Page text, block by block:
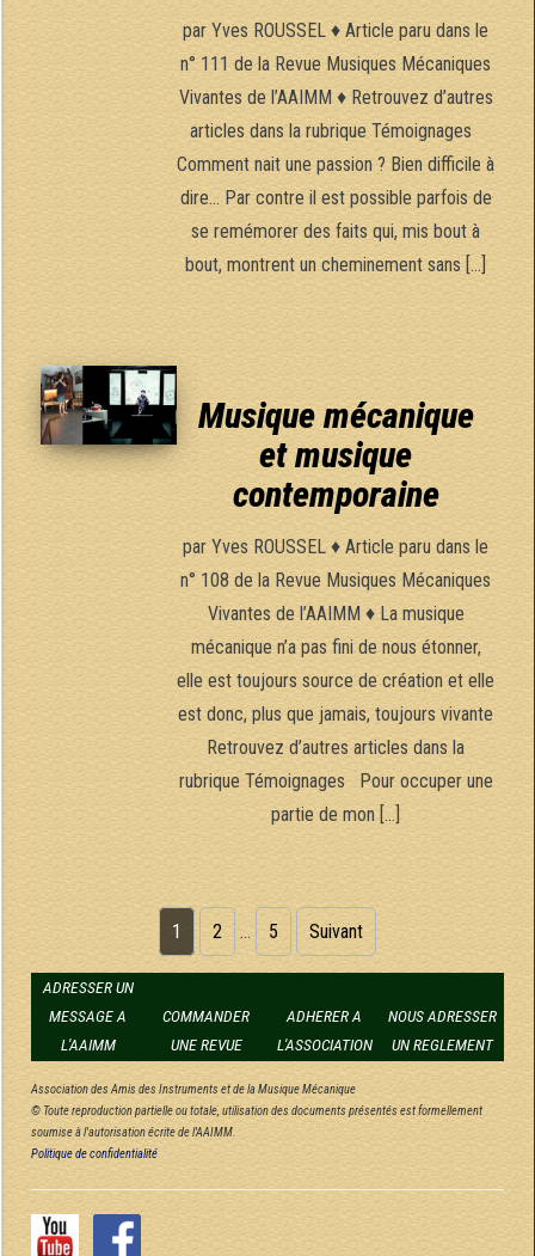
par Yves ROUSSEL ♦ Article paru dans le
n° 111 de la Revue Musiques Mécaniques
Vivantes de l’AAIMM ♦ Retrouvez d’autres
articles dans la rubrique Témoignages
Comment nait une passion ? Bien difficile à
dire… Par contre il est possible parfois de
se remémorer des faits qui, mis bout à
bout, montrent un cheminement sans […]
Musique mécanique
et musique
contemporaine
par Yves ROUSSEL ♦ Article paru dans le
n° 108 de la Revue Musiques Mécaniques
Vivantes de l’AAIMM ♦ La musique
mécanique n’a pas fini de nous étonner,
elle est toujours source de création et elle
est donc, plus que jamais, toujours vivante
Retrouvez d’autres articles dans la
rubrique Témoignages Pour occuper une
partie de mon […]
Pagination des publications
1 2 … 5 Suivant
ADRESSER UN
MESSAGE A
L'AAIMM
COMMANDER
UNE REVUE
ADHERER A
L'ASSOCIATION
NOUS ADRESSER
UN REGLEMENT
Association des Amis des Instruments et de la Musique Mécanique
© Toute reproduction partielle ou totale, utilisation des documents présentés est formellement
soumise à l'autorisation écrite de l'AAIMM.
Politique de confidentialité